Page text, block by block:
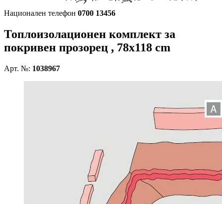
Национален телефон 0700 13456
Топлоизолационен комплект за
покривен прозорец , 78x118 cm
Арт. №: 1038967